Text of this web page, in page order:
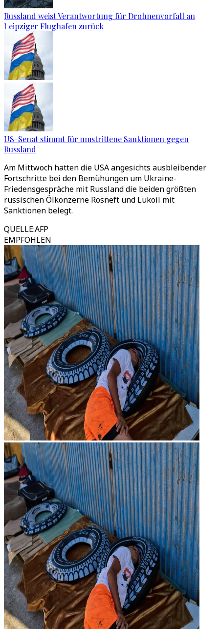
Russland weist Verantwortung für Drohnenvorfall an
Leipziger Flughafen zurück
US-Senat stimmt für umstrittene Sanktionen gegen
Russland
Am Mittwoch hatten die USA angesichts ausbleibender
Fortschritte bei den Bemühungen um Ukraine-
Friedensgespräche mit Russland die beiden größten
russischen Ölkonzerne Rosneft und Lukoil mit
Sanktionen belegt.
QUELLE:AFP
EMPFOHLEN